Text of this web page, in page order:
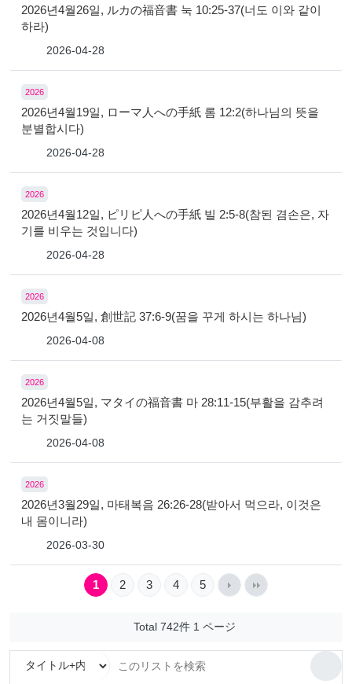
2026년4월26일, ルカの福音書 눅 10:25-37(너도 이와 같이
하라)
2026-04-28
2026
2026년4월19일, ローマ人への手紙 롬 12:2(하나님의 뜻을
분별합시다)
2026-04-28
2026
2026년4월12일, ピリピ人への手紙 빌 2:5-8(참된 겸손은, 자
기를 비우는 것입니다)
2026-04-28
2026
2026년4월5일, 創世記 37:6-9(꿈을 꾸게 하시는 하나님)
2026-04-08
2026
2026년4월5일, マタイの福音書 마 28:11-15(부활을 감추려
는 거짓말들)
2026-04-08
2026
2026년3월29일, 마태복음 26:26-28(받아서 먹으라, 이것은
내 몸이니라)
2026-03-30
1 2 3 4 5
Total 742件1 ページ